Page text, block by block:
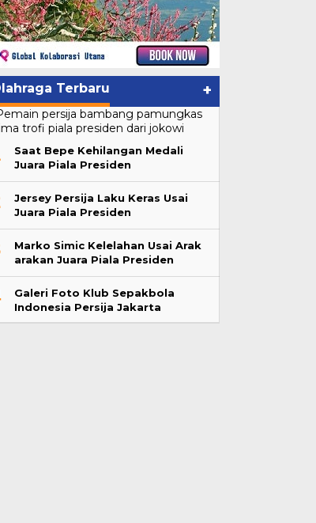
Terbaru +
Saat Bepe Kehilangan Medali
Juara Piala Presiden
Jersey Persija Laku Keras Usai
Juara Piala Presiden
Marko Simic Kelelahan Usai Arak
arakan Juara Piala Presiden
Galeri Foto Klub Sepakbola
Indonesia Persija Jakarta